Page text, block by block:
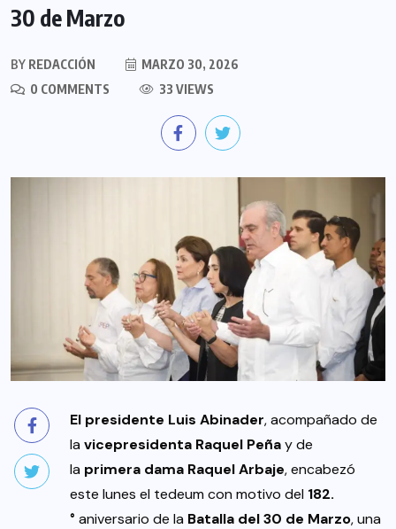
30 de Marzo
BY REDACCIÓN
MARZO 30, 2026
0 COMMENTS
33 VIEWS
El presidente Luis Abinader, acompañado de
lavicepresidenta Raquel Peñay de
la primera dama Raquel Arbaje, encabezó
este lunes el tedeum con motivo del 182.
° aniversario de la Batalla del 30 de Marzo, una